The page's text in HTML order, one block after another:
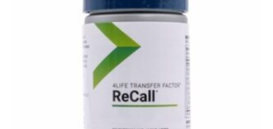
4Life Pre/O - probiotica & oligosachariden